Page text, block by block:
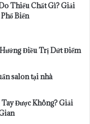
Thiếu Chất Gì? Giải
Biến
Điều Trị Dứt Điểm
salon tại nhà
Được Không? Giải